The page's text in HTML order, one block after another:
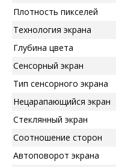
Плотность пикселей
Технология экрана
Глубина цвета
Сенсорный экран
Тип сенсорного экрана
Нецарапающийся экран
Стеклянный экран
Соотношение сторон
Автоповорот экрана